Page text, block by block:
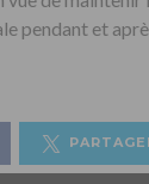
pendant et